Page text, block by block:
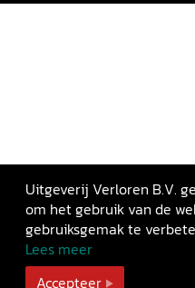
Uitgeverij Verloren B.V.
om het gebruik van de
gebruiksgemak te
Lees meer
Accepteer